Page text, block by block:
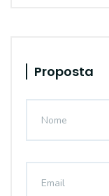
Proposta